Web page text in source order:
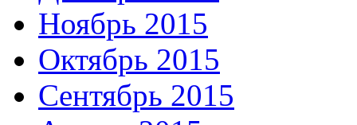
Ноябрь 2015
Октябрь 2015
Сентябрь 2015